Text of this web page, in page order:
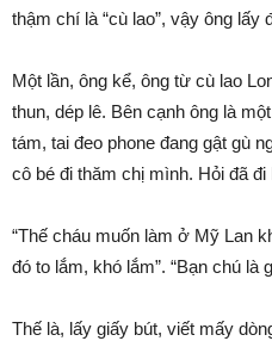
thậm chí là “cù lao”, vậy ông lấy
Một lần, ông kể, ông từ cù lao
thun, dép lê. Bên cạnh ông là
tám, tai đeo phone đang gật gù
cô bé đi thăm chị mình. Hỏi đã
“Thế cháu muốn làm ở Mỹ Lan
đó to lắm, khó lắm”. “Bạn chú là
Thế là, lấy giấy bút, viết mấy